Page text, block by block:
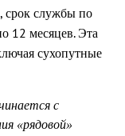
срок службы по
12 месяцев. Эта
сухопутные
с
«рядовой»